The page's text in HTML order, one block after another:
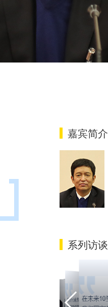
嘉宾简介
系列访谈